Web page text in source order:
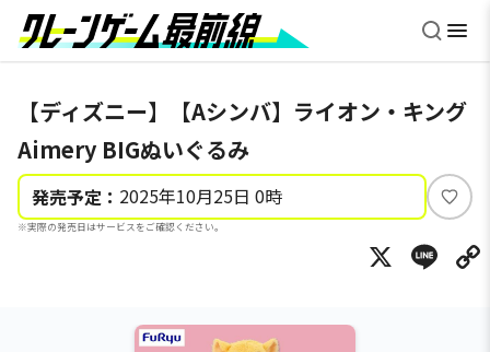
【ディズニー】【Aシンバ】ライオン・キング
Aimery BIGぬいぐるみ
発売予定： 2025年10月25日 0時
※実際の発売日はサービスをご確認ください。
い
ね
X